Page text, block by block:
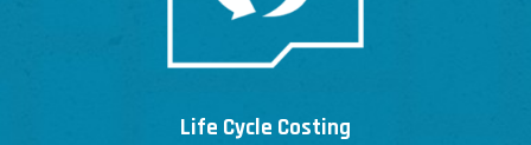
Life Cycle Costing